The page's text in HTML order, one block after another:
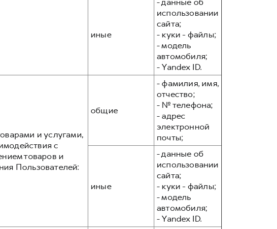
иные
использовании
сайта;
- куки - файлы;
- модель
автомобиля;
- Yandex ID.
и услугами,
с
товаров и
Пользователей:
общие
- фамилия, имя,
отчество;
- № телефона;
- адрес
электронной
почты;
иные
- данные об
использовании
сайта;
- куки - файлы;
- модель
автомобиля;
- Yandex ID.